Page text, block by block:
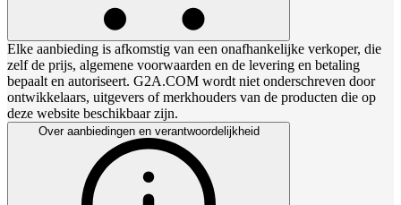
Elke aanbieding is afkomstig van een onafhankelijke verkoper, die
zelf de prijs, algemene voorwaarden en de levering en betaling
bepaalt en autoriseert. G2A.COM wordt niet onderschreven door
ontwikkelaars, uitgevers of merkhouders van de producten die op
deze website beschikbaar zijn.
Over aanbiedingen en verantwoordelijkheid